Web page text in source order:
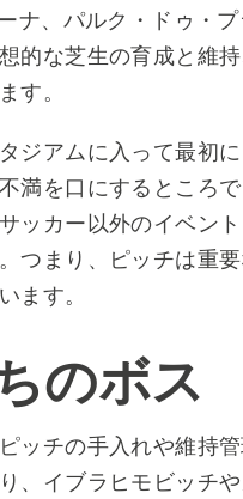
ナ、パルク・ドゥ・
的な芝生の育成と維
す。
ジアムに入って最初
満を口にするところ
ッカー以外のイベン
つまり、ピッチは重
ます。
のボス
ッチの手入れや維持
、イブラヒモビッチ